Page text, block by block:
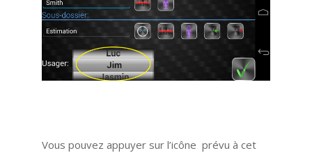
Vous pouvez appuyer sur l’icône prévu à cet